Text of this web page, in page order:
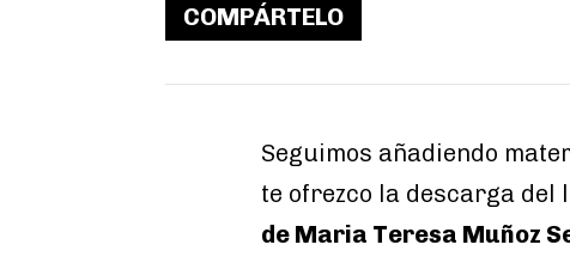
COMPÁRTELO
Seguimos añadiendo
te ofrezco la descarga del
de Maria Teresa Muñoz